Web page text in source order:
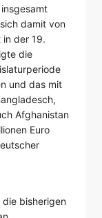
damit von
der 19.
die
und das mit
Afghanistan
Euro
die bisherigen